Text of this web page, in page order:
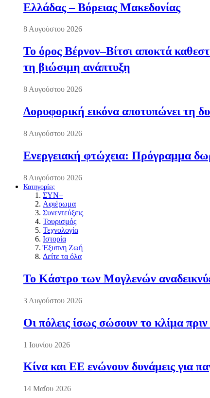
Ελλάδας – Βόρειας Μακεδονίας
8 Αυγούστου 2026
Το όρος Βέρνον–Βίτσι αποκτά
τη βιώσιμη ανάπτυξη
8 Αυγούστου 2026
Δορυφορική εικόνα αποτυπώνει τη
8 Αυγούστου 2026
Ενεργειακή φτώχεια: Πρόγραμμα
8 Αυγούστου 2026
Κατηγορίες
ΣΥΝ+
Αφιέρωμα
Συνεντεύξεις
Τουρισμός
Τεχνολογία
Ιστορία
Έξυπνη Ζωή
Δείτε τα όλα
Το Κάστρο των Μογλενών
3 Αυγούστου 2026
Οι πόλεις ίσως σώσουν το κλίμα
1 Ιουνίου 2026
Κίνα και ΕΕ ενώνουν δυνάμεις για
14 Μαΐου 2026